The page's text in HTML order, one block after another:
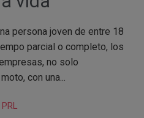
persona joven de entre 18
parcial o completo, los
no solo
con una...
PRL